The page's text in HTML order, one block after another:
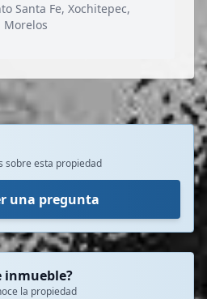
Santa Fe, Xochitepec,
Morelos
sobre esta propiedad
una pregunta
inmueble?
la propiedad